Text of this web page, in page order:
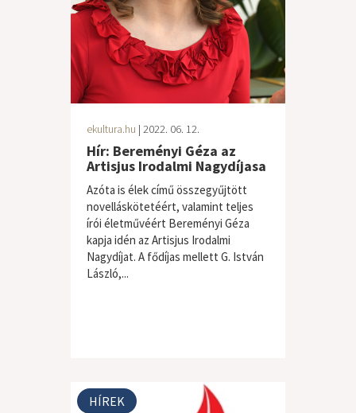
ekultura.hu | 2022. 06. 12.
Hír: Bereményi Géza az
Artisjus Irodalmi Nagydíjasa
Azóta is élek című összegyűjtött
novelláskötetéért, valamint teljes
írói életművéért Bereményi Géza
kapja idén az Artisjus Irodalmi
Nagydíjat. A fődíjas mellett G. István
László,...
HÍREK